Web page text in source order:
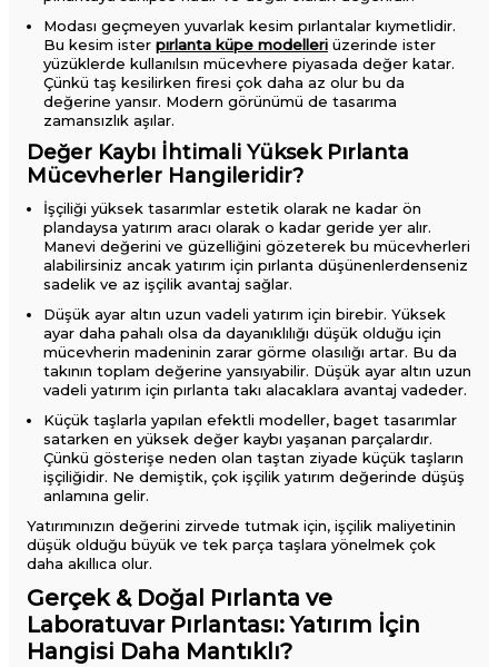
Modası geçmeyen yuvarlak kesim pırlantalar kıymetlidir.
Bu kesim ister pırlanta küpe modelleri üzerinde ister
yüzüklerde kullanılsın mücevhere piyasada değer katar.
Çünkü taş kesilirken firesi çok daha az olur bu da
değerine yansır. Modern görünümü de tasarıma
zamansızlık aşılar.
Değer Kaybı İhtimali Yüksek Pırlanta
Mücevherler Hangileridir?
İşçiliği yüksek tasarımlar estetik olarak ne kadar ön
plandaysa yatırım aracı olarak o kadar geride yer alır.
Manevi değerini ve güzelliğini gözeterek bu mücevherleri
alabilirsiniz ancak yatırım için pırlanta düşünenlerdenseniz
sadelik ve az işçilik avantaj sağlar.
Düşük ayar altın uzun vadeli yatırım için birebir. Yüksek
ayar daha pahalı olsa da dayanıklılığı düşük olduğu için
mücevherin madeninin zarar görme olasılığı artar. Bu da
takının toplam değerine yansıyabilir. Düşük ayar altın uzun
vadeli yatırım için pırlanta takı alacaklara avantaj vadeder.
Küçük taşlarla yapılan efektli modeller, baget tasarımlar
satarken en yüksek değer kaybı yaşanan parçalardır.
Çünkü gösterişe neden olan taştan ziyade küçük taşların
işçiliğidir. Ne demiştik, çok işçilik yatırım değerinde düşüş
anlamına gelir.
Yatırımınızın değerini zirvede tutmak için, işçilik maliyetinin
düşük olduğu büyük ve tek parça taşlara yönelmek çok
daha akıllıca olur.
Gerçek & Doğal Pırlanta ve
Laboratuvar Pırlantası: Yatırım İçin
Hangisi Daha Mantıklı?